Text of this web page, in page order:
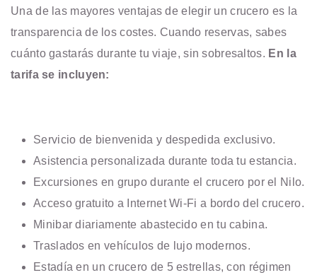
Una de las mayores ventajas de elegir un crucero es la
transparencia de los costes. Cuando reservas, sabes
cuánto gastarás durante tu viaje, sin sobresaltos. En la
tarifa se incluyen:
Servicio de bienvenida y despedida exclusivo.
Asistencia personalizada durante toda tu estancia.
Excursiones en grupo durante el crucero por el Nilo.
Acceso gratuito a Internet Wi-Fi a bordo del crucero.
Minibar diariamente abastecido en tu cabina.
Traslados en vehículos de lujo modernos.
Estadía en un crucero de 5 estrellas, con régimen